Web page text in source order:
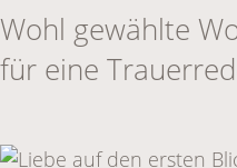
Wohl gewählte
für eine